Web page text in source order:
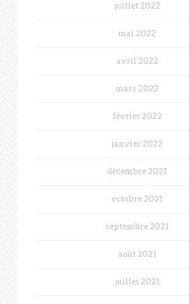
juillet 2022
mai 2022
avril 2022
mars 2022
février 2022
janvier 2022
décembre 2021
octobre 2021
septembre 2021
août 2021
juillet 2021